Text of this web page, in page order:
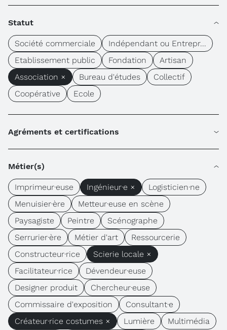
Statut
Société commerciale
Indépendant ou Entrepr...
Etablissement public
Fondation
Artisan
Association ×
Bureau d'études
Collectif
Coopérative
Ecole
Agréments et certifications
Métier(s)
Imprimeur·euse Ingénieur·e ×
Logisticien·ne
Menuisier·ère
Metteur·euse en scène
Paysagiste
Peintre
Scénographe
Serrurier·ère
Métier d'art
Ressourcerie
Constructeur·rice
Scierie locale ×
Facilitateur·rice
Dévendeur·euse
Designer produit
Chercheur·euse
Commissaire d'exposition
Consultant·e
Créateur·rice costumes ×
Lumière
Multimédia